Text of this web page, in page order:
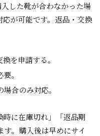
した靴が合わなかった場
が可能です。返品・交換
を申請する。
。
合のみ対応。
時に在庫切れ」「返品期
。購入後は早めにサイ